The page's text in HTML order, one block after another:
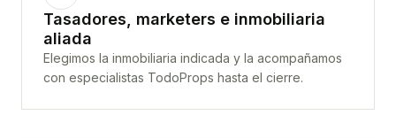
Tasadores, marketers e inmobiliaria
aliada
Elegimos la inmobiliaria indicada y la acompañamos
con especialistas TodoProps hasta el cierre.